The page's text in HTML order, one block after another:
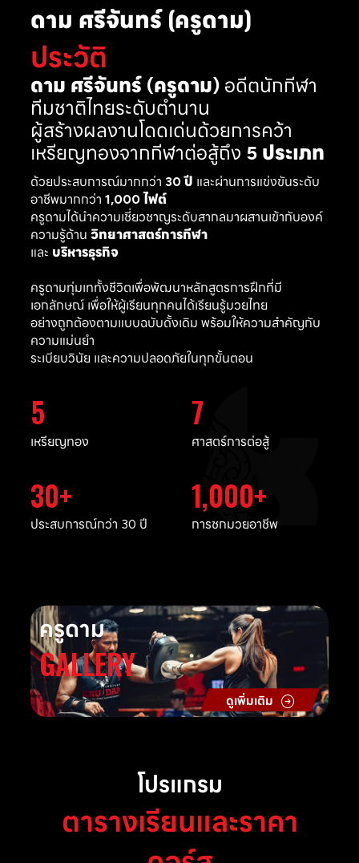
ดาม ศรีจันทร์ (ครูดาม)
ประวัติ
ดาม ศรีจันทร์ (ครูดาม)อดีตนักกีฬา
ทีมชาติไทยระดับตำนาน
ผู้สร้างผลงานโดดเด่นด้วยการคว้า
เหรียญทองจากกีฬาต่อสู้ถึง 5 ประเภท
ด้วยประสบการณ์มากกว่า 30 ปี และผ่านการแข่งขันระดับ
อาชีพมากกว่า 1,000 ไฟต์
ครูดามได้นำความเชี่ยวชาญระดับสากลมาผสานเข้ากับองค์
ความรู้ด้าน วิทยาศาสตร์การกีฬา
และ บริหารธุรกิจ
ครูดามทุ่มเททั้งชีวิตเพื่อพัฒนาหลักสูตรการฝึกที่มี
เอกลักษณ์ เพื่อให้ผู้เรียนทุกคนได้เรียนรู้มวยไทย
อย่างถูกต้องตามแบบฉบับดั้งเดิม พร้อมให้ความสำคัญกับ
ความแม่นยำ
ระเบียบวินัย และความปลอดภัยในทุกขั้นตอน
5
เหรียญทอง
7
ศาสตร์การต่อสู้
30
ประสบการณ์กว่า 30 ปี
1,000
การชกมวยอาชีพ
ครูดาม
GALLERY
ดูเพิ่มเติม
โปรแกรม
ตารางเรียนและราคา